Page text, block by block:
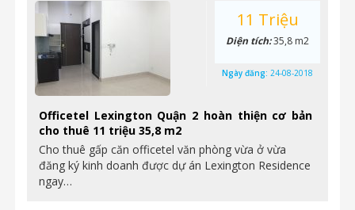
Officetel Lexington Quận 2 hoàn thiện cơ bản
cho thuê 11 triệu 35,8 m2
Cho thuê gấp căn officetel văn phòng vừa ở vừa
đăng ký kinh doanh được dự án Lexington Residence
ngay…
11 Triệu
Diện tích:35,8 m2
Ngày đăng: 24-08-2018